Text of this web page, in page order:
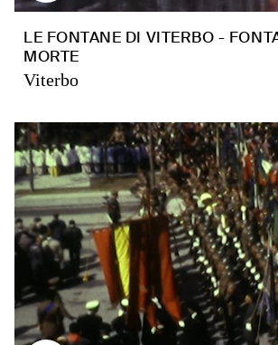
LE FONTANE DI VITERBO -
MORTE
Viterbo